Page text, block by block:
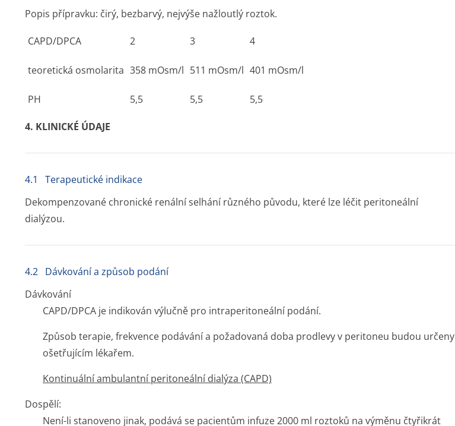
Popis přípravku: čirý, bezbarvý, nejvýše nažloutlý roztok.
CAPD/DPCA 2 3 4
teoretická osmolarita 358 mOsm/l 511 mOsm/l 401 mOsm/l
PH 5,5 5,5 5,5
4. KLINICKÉ ÚDAJE
4.1 Terapeutické indikace
Dekompenzované chronické renální selhání různého původu, které lze léčit peritoneální
dialýzou.
4.2 Dávkování a způsob podání
Dávkování
CAPD/DPCA je indikován výlučně pro intraperitoneální podání.
Způsob terapie, frekvence podávání a požadovaná doba prodlevy v peritoneu budou určeny
ošetřujícím lékařem.
Kontinuální ambulantní peritoneální dialýza (CAPD)
Dospělí:
Není-li stanoveno jinak, podává se pacientům infuze 2000 ml roztoků na výměnu čtyřikrát